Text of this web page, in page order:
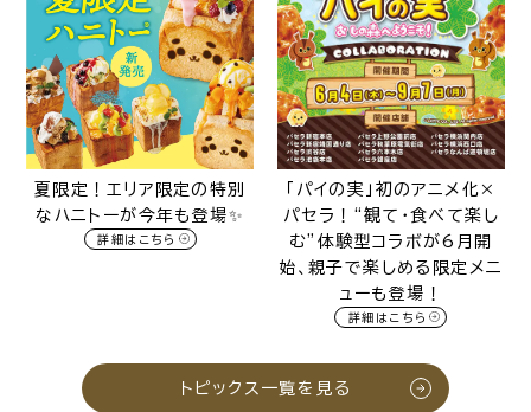
夏限定！エリア限定の特別
なハニトーが今年も登場✨️
詳細はこちら
「パイの実」初のアニメ化×
パセラ！“観て・食べて楽し
む”体験型コラボが6月開
始、親子で楽しめる限定メニ
ューも登場！
詳細はこちら
トピックス一覧を見る